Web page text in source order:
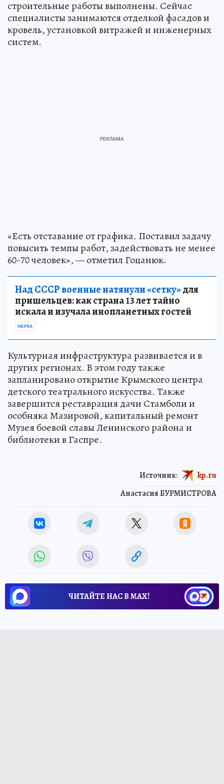
строительные работы выполнены. Сейчас
специалисты занимаются отделкой фасадов и
кровель, установкой витражей и инженерных
систем.
«Есть отставание от графика. Поставил задачу
повысить темпы работ, задействовать не менее
60-70 человек», — отметил Гоцанюк.
Над СССР военные натянули «сетку»для
пришельцев: как страна 13 лет тайно
искала и изучала инопланетных гостей
НАУКА
Культурная инфраструктура развивается и в
других регионах. В этом году также
запланировано открытие Крымского центра
детского театрального искусства. Также
завершится реставрация дачи Стамболи и
особняка Мазировой, капитальный ремонт
Музея боевой славы Ленинского района и
библиотеки в Гаспре.
Анастасия БУРМИСТРОВА
Источник: kp.ru
ЧИТАЙТЕ НАС В МАХ!